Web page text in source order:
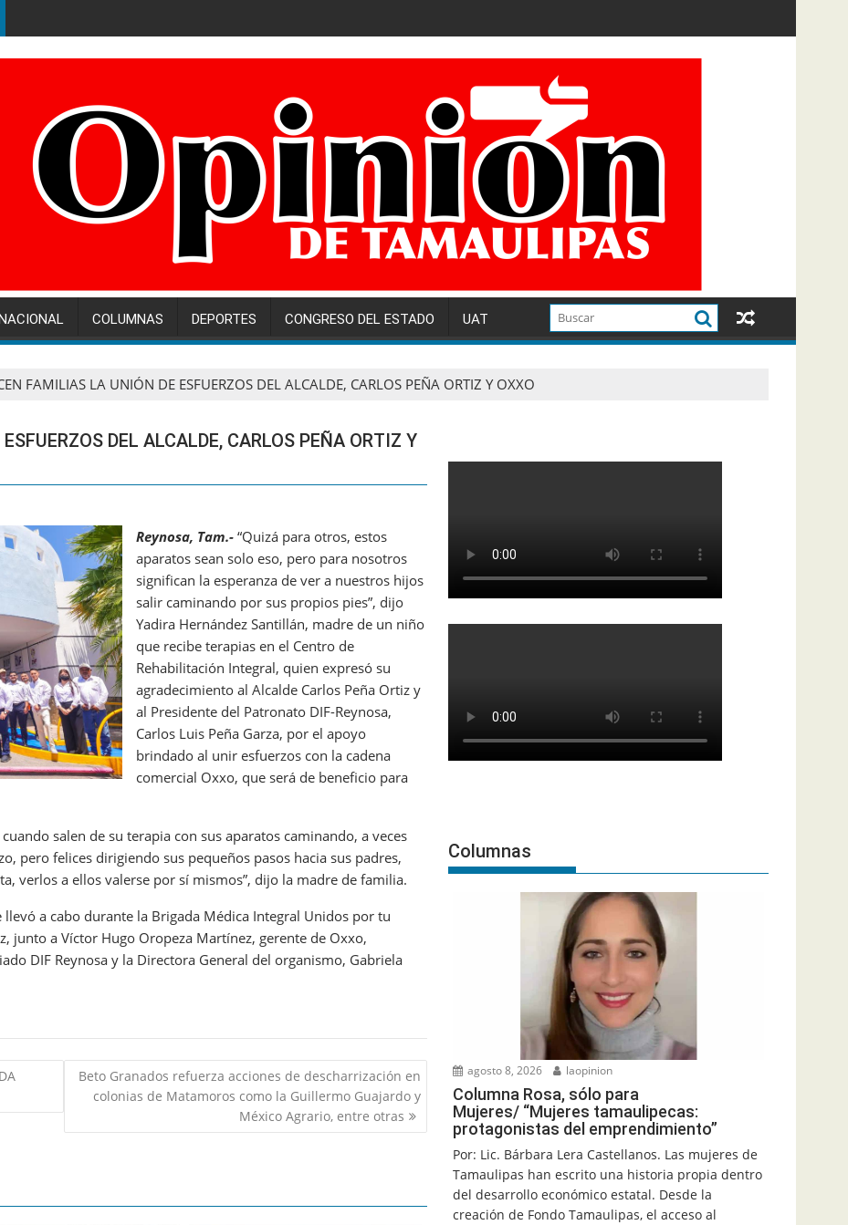
COLUMNAS DEPORTES CONGRESO DEL ESTADO UAT
FAMILIAS LA UNIÓN DE ESFUERZOS DEL ALCALDE, CARLOS PEÑA ORTIZ Y OXXO
DEL ALCALDE, CARLOS PEÑA ORTIZ Y
Reynosa, Tam.- “Quizá para otros, estos
aparatos sean solo eso, pero para nosotros
significan la esperanza de ver a nuestros hijos
salir caminando por sus propios pies”, dijo
Yadira Hernández Santillán, madre de un niño
que recibe terapias en el Centro de
Rehabilitación Integral, quien expresó su
agradecimiento al Alcalde Carlos Peña Ortiz y
al Presidente del Patronato DIF-Reynosa,
Carlos Luis Peña Garza, por el apoyo
brindado al unir esfuerzos con la cadena
comercial Oxxo, que será de beneficio para
salen de su terapia con sus aparatos caminando, a veces
pero felices dirigiendo sus pequeños pasos hacia sus padres,
verlos a ellos valerse por sí mismos”, dijo la madre de familia.
a cabo durante la Brigada Médica Integral Unidos por tu
junto a Víctor Hugo Oropeza Martínez, gerente de Oxxo,
DIF Reynosa y la Directora General del organismo, Gabriela
Beto Granados refuerza acciones de descharrización en
colonias de Matamoros como la Guillermo Guajardo y
México Agrario, entre otras
Columnas
agosto 8, 2026 laopinion
Columna Rosa, sólo para
Mujeres/ “Mujeres tamaulipecas:
protagonistas del emprendimiento”
Por: Lic. Bárbara Lera Castellanos. Las mujeres de
Tamaulipas han escrito una historia propia dentro
del desarrollo económico estatal. Desde la
creación de Fondo Tamaulipas, el acceso al